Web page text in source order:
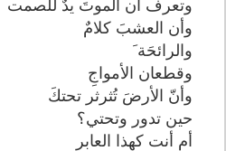
وتعرف أن الموتَ يدٌ للصمت
وأن العشبَ كلامٌ
والرائحَة َ
وقطعان الأمواجِ
وأنّ الأرضَ تُثرثر تحتكَ
حين تدور وتحتي؟
أم أنت كهذا العابر